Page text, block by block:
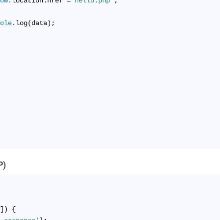
.log(data);
]) {